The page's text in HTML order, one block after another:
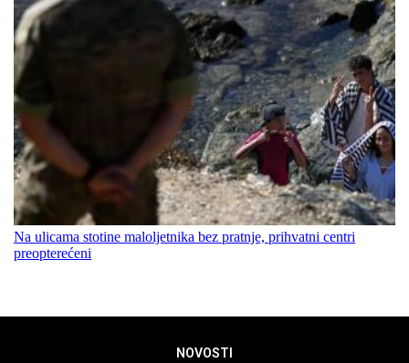
Na ulicama stotine maloljetnika bez pratnje, prihvatni centri
preopterećeni
NOVOSTI